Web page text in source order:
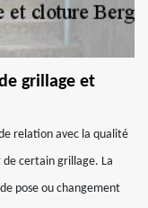
grillage et
relation avec la qualité
certain grillage. La
pose ou changement